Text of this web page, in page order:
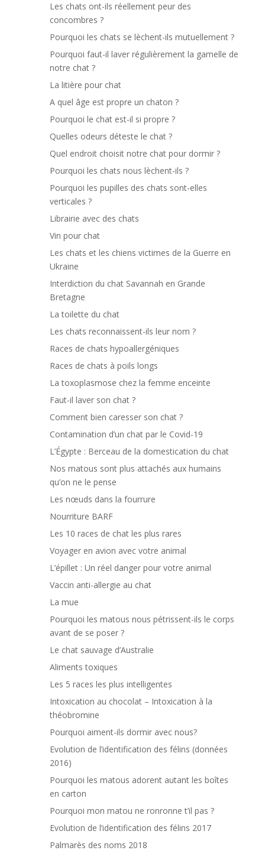
Les chats ont-ils réellement peur des
concombres ?
Pourquoi les chats se lèchent-ils mutuellement ?
Pourquoi faut-il laver régulièrement la gamelle de
notre chat ?
La litière pour chat
A quel âge est propre un chaton ?
Pourquoi le chat est-il si propre ?
Quelles odeurs déteste le chat ?
Quel endroit choisit notre chat pour dormir ?
Pourquoi les chats nous lèchent-ils ?
Pourquoi les pupilles des chats sont-elles
verticales ?
Librairie avec des chats
Vin pour chat
Les chats et les chiens victimes de la Guerre en
Ukraine
Interdiction du chat Savannah en Grande
Bretagne
La toilette du chat
Les chats reconnaissent-ils leur nom ?
Races de chats hypoallergéniques
Races de chats à poils longs
La toxoplasmose chez la femme enceinte
Faut-il laver son chat ?
Comment bien caresser son chat ?
Contamination d’un chat par le Covid-19
L’Égypte : Berceau de la domestication du chat
Nos matous sont plus attachés aux humains
qu’on ne le pense
Les nœuds dans la fourrure
Nourriture BARF
Les 10 races de chat les plus rares
Voyager en avion avec votre animal
L’épillet : Un réel danger pour votre animal
Vaccin anti-allergie au chat
La mue
Pourquoi les matous nous pétrissent-ils le corps
avant de se poser ?
Le chat sauvage d’Australie
Aliments toxiques
Les 5 races les plus intelligentes
Intoxication au chocolat – Intoxication à la
théobromine
Pourquoi aiment-ils dormir avec nous?
Evolution de l’identification des félins (données
2016)
Pourquoi les matous adorent autant les boîtes
en carton
Pourquoi mon matou ne ronronne t’il pas ?
Evolution de l’identification des félins 2017
Palmarès des noms 2018